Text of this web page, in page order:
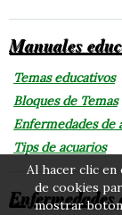
Manuales
Temas educativos
Bloques de Temas
Enfermedades de
Tips de acuarios
Enfermedades
Al hacer clic
de cookies
mostrar